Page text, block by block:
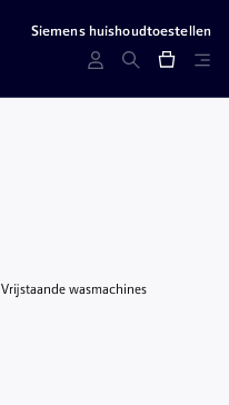
Siemens huishoudtoestellen
Vrijstaande wasmachines